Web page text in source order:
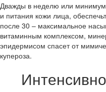
Дважды в неделю или минимум
и питания кожи лица,
после 30 – максимальное
витаминным комплексом,
эпидермисом спасет от
купероза.